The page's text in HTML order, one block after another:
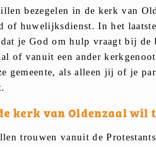
bezegelen in de kerk van
huwelijksdienst. In het
je God om hulp vraagt bij de
of vanuit een ander
gemeente, als alleen jij of je
kerk van Oldenzaal wil
trouwen vanuit de